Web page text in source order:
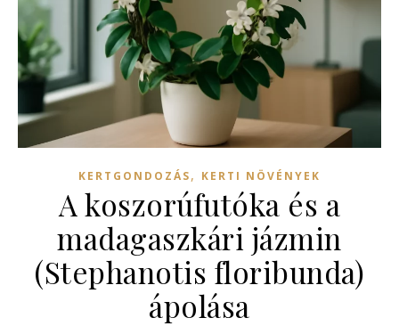
KERTGONDOZÁS, KERTI NÖVÉNYEK
A koszorúfutóka és a
madagaszkári jázmin
(Stephanotis floribunda)
ápolása